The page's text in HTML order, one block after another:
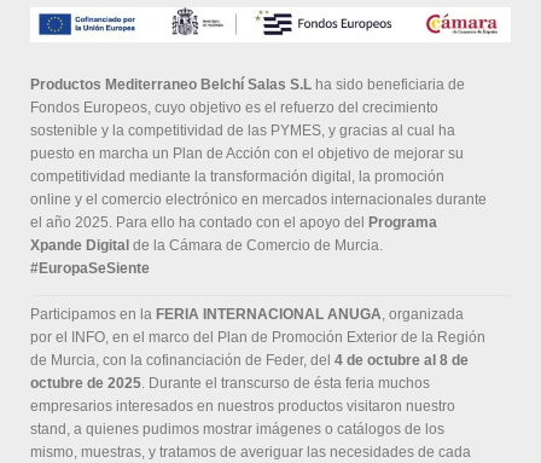
Productos Mediterraneo Belchí Salas S.L ha sido beneficiaria de
Fondos Europeos, cuyo objetivo es el refuerzo del crecimiento
sostenible y la competitividad de las PYMES, y gracias al cual ha
puesto en marcha un Plan de Acción con el objetivo de mejorar su
competitividad mediante la transformación digital, la promoción
online y el comercio electrónico en mercados internacionales durante
el año 2025. Para ello ha contado con el apoyo del
Programa
Xpande Digital de la Cámara de Comercio de Murcia.
#EuropaSeSiente
Participamos en la FERIA INTERNACIONAL ANUGA, organizada
por el INFO, en el marco del Plan de Promoción Exterior de la Región
de Murcia, con la cofinanciación de Feder, del 4 de octubre al 8 de
octubre de 2025. Durante el transcurso de ésta feria muchos
empresarios interesados en nuestros productos visitaron nuestro
stand, a quienes pudimos mostrar imágenes o catálogos de los
mismo, muestras, y tratamos de averiguar las necesidades de cada